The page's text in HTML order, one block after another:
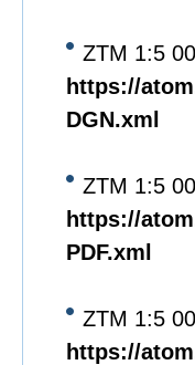
ZTM 1:5
https://
DGN.xml
ZTM 1:5
https://
PDF.xml
ZTM 1:5
https://